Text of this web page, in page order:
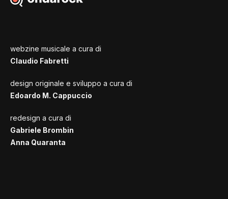
webzine musicale a cura di
Claudio Fabretti
design originale e sviluppo a cura di
Edoardo M. Cappuccio
redesign a cura di
Gabriele Brombin
Anna Quaranta